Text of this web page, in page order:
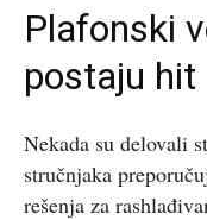
Plafonski
postaju hit
Nekada su delovali
stručnjaka
rešenja za